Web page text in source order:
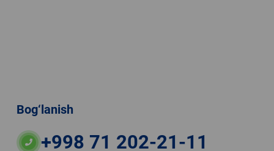
Bog‘lanish
+998 71 202-21-11